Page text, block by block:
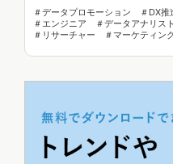
＃データプロモーション ＃DX推
＃エンジニア ＃データアナリスト
＃リサーチャー ＃マーケティン